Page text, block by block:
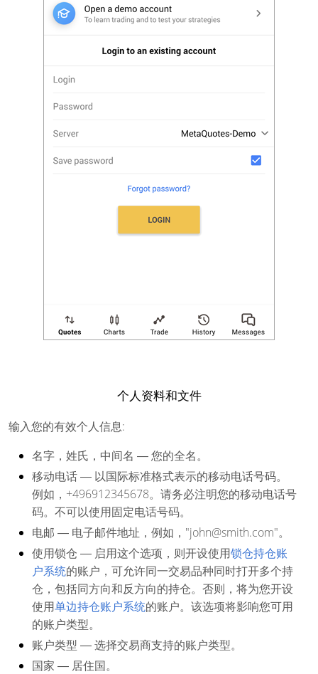
个人资料和文件
输入您的有效个人信息:
名字，姓氏，中间名 ― 您的全名。
移动电话― 以国际标准格式表示的移动电话号码。
例如，+496912345678。请务必注明您的移动电话号
码。不可以使用固定电话号码。
电邮 ― 电子邮件地址，例如，"john@smith.com"。
使用锁仓 ― 启用这个选项，则开设使用锁仓持仓账
户系统的账户，可允许同一交易品种同时打开多个持
仓，包括同方向和反方向的持仓。否则，将为您开设
使用单边持仓账户系统的账户。该选项将影响您可用
的账户类型。
账户类型 ― 选择交易商支持的账户类型。
国家 ― 居住国。